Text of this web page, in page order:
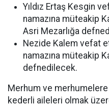
Yıldız Ertaş Kesgin
namazına müteakip
Asri Mezarlığa
Nezide Kalem vefat
namazına müteakip
defnedilecek.
Merhum ve
kederli aileleri olmak